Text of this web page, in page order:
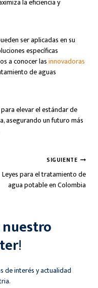
la eficiencia y
ser aplicadas en su
específicas
a conocer lasinnovadoras
de aguas
elevar el estándar de
asegurando un futuro más
SIGUIENTE
Leyes para el tratamiento de
agua potable en Colombia
nuestro
!
de interés y actualidad